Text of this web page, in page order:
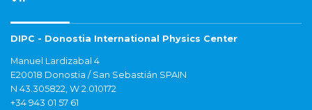
DIPC - Donostia International Physics Center
Manuel Lardizabal 4
E20018 Donostia / San Sebastián SPAIN
N 43.305822, W 2.010172
+34 943 01 57 61